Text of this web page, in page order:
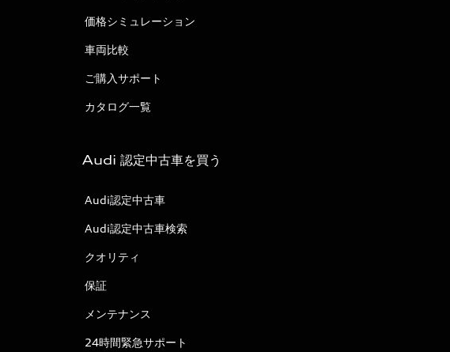
価格シミュレーション
車両比較
ご購入サポート
カタログ一覧
Audi 認定中古車を買う
Audi認定中古車
Audi認定中古車検索
クオリティ
保証
メンテナンス
24時間緊急サポート